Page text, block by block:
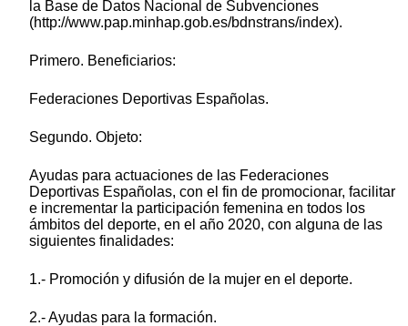
la Base de Datos Nacional de Subvenciones
(http://www.pap.minhap.gob.es/bdnstrans/index).
Primero. Beneficiarios:
Federaciones Deportivas Españolas.
Segundo. Objeto:
Ayudas para actuaciones de las Federaciones
Deportivas Españolas, con el fin de promocionar, facilitar
e incrementar la participación femenina en todos los
ámbitos del deporte, en el año 2020, con alguna de las
siguientes finalidades:
1.- Promoción y difusión de la mujer en el deporte.
2.- Ayudas para la formación.